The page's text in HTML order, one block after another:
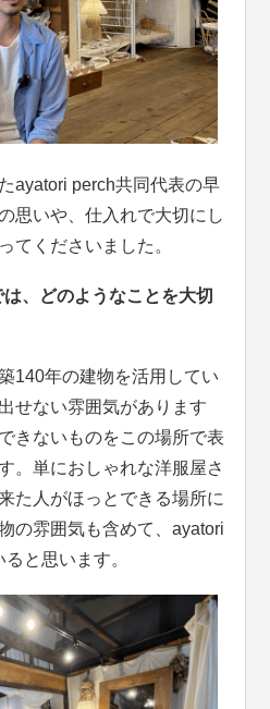
ayatori perch共同代表の早
思いや、仕入れで大切にし
てくださいました。
、どのようなことを大切
140年の建物を活用してい
せない雰囲気があります
きないものをこの場所で表
。単におしゃれな洋服屋さ
た人がほっとできる場所に
の雰囲気も含めて、ayatori
と思います。